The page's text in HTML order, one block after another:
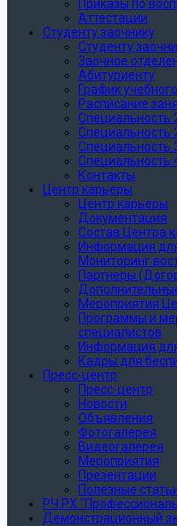
Приказы по
Аттестации
Студенту заочнику
Студенту
Заочное
Абитуриенту
График
Расписание
Специальность
Специальность
Специальность
Специальность
Контакты
Центр карьеры
Центр карьеры
Документация
Состав Центра
Информация
Мониторинг
Партнеры
Мероприятия
Программы и
специалистов
Информация
Кадры для
Пресс-центр
Пресс-центр
Новости
Объявления
Фотогалерея
Видеогалерея
Мероприятия
Презентации
Полезные
РЧ РХ
Демонстрационный